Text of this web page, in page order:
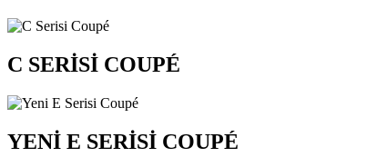
C SERİSİ COUPÉ
YENİ E SERİSİ COUPÉ